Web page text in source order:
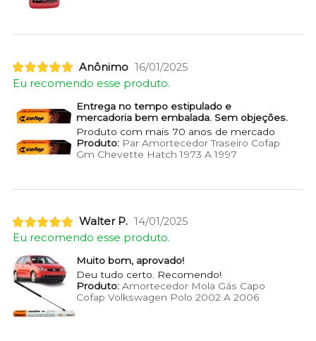
Anônimo 16/01/2025
Eu recomendo esse produto.
Entrega no tempo estipulado e
mercadoria bem embalada. Sem objeções.
Produto com mais 70 anos de mercado
Produto:Par Amortecedor Traseiro Cofap
Gm Chevette Hatch 1973 A 1997
Walter P. 14/01/2025
Eu recomendo esse produto.
Muito bom, aprovado!
Deu tudo certo. Recomendo!
Produto:Amortecedor Mola Gás Capo
Cofap Volkswagen Polo 2002 A 2006